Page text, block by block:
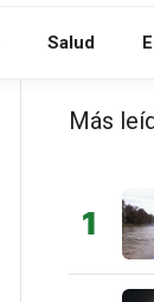
Salud
Más
1